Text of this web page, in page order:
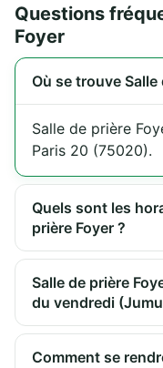
Questions
Foyer
Où se trouve Salle
Salle de prière
Paris 20 (75020).
Quels sont les
prière Foyer ?
Salle de prière
du vendredi
Comment se